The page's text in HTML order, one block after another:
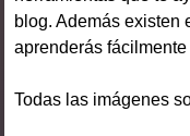
blog. Además existen
aprenderás
Todas las imágenes